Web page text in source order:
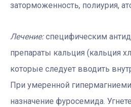
заторможенность, полиурия,
Лечение:специфическим
препараты кальция (кальция
которые следует вводить
При умеренной
назначение фуросемида.